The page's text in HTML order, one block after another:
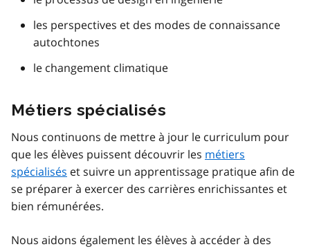
les perspectives et des modes de connaissance
autochtones
le changement climatique
Métiers spécialisés
Nous continuons de mettre à jour le curriculum pour
que les élèves puissent découvrir les métiers
spécialisés et suivre un apprentissage pratique afin de
se préparer à exercer des carrières enrichissantes et
bien rémunérées.
Nous aidons également les élèves à accéder à des